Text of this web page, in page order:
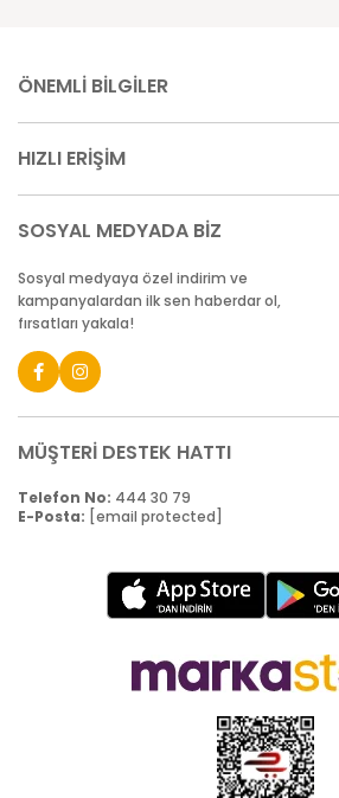
ÖNEMLİ BİLGİLER
HIZLI ERİŞİM
SOSYAL MEDYADA BİZ
Sosyal medyaya özel indirim ve
kampanyalardan ilk sen haberdar ol,
fırsatları yakala!
MÜŞTERİ DESTEK HATTI
Telefon No: 444 30 79
E-Posta: [email protected]